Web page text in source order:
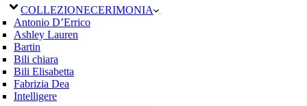
COLLEZIONECERIMONIA
Antonio D’Errico
Ashley Lauren
Bartin
Bili chiara
Bili Elisabetta
Fabrizia Dea
Intelligere